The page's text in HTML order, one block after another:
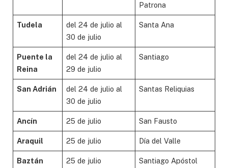
Patrona
Tudela
del 24 de julio al
30 de julio
Santa Ana
Puente la
Reina
del 24 de julio al
29 de julio
Santiago
San Adrián
del 24 de julio al
30 de julio
Santas Reliquias
Ancín 25 de julio San Fausto
Araquil 25 de julio Día del Valle
Baztán 25 de julio Santiago Apóstol